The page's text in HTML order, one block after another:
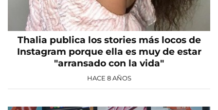
Thalia publica los stories más locos de
Instagram porque ella es muy de estar
"arransado con la vida"
HACE 8 AÑOS